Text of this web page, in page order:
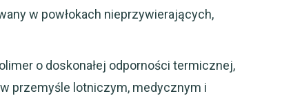
w powłokach nieprzywierających,
o doskonałej odporności termicznej,
przemyśle lotniczym, medycznym i